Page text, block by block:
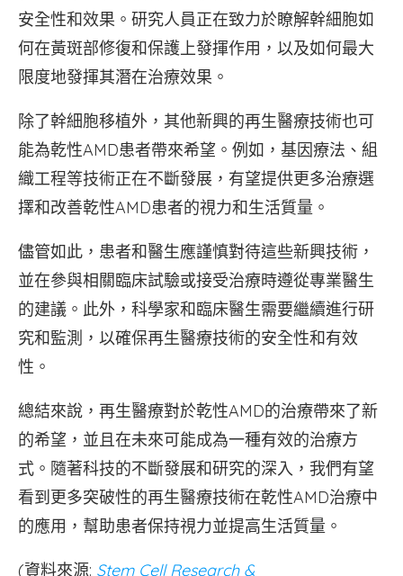
安全性和效果。研究人員正在致力於瞭解幹細胞如
何在黃斑部修復和保護上發揮作用，以及如何最大
限度地發揮其潛在治療效果。
除了幹細胞移植外，其他新興的再生醫療技術也可
能為乾性AMD患者帶來希望。例如，基因療法、組
織工程等技術正在不斷發展，有望提供更多治療選
擇和改善乾性AMD患者的視力和生活質量。
儘管如此，患者和醫生應謹慎對待這些新興技術，
並在參與相關臨床試驗或接受治療時遵從專業醫生
的建議。此外，科學家和臨床醫生需要繼續進行研
究和監測，以確保再生醫療技術的安全性和有效
性。
總結來說，再生醫療對於乾性AMD的治療帶來了新
的希望，並且在未來可能成為一種有效的治療方
式。隨著科技的不斷發展和研究的深入，我們有望
看到更多突破性的再生醫療技術在乾性AMD治療中
的應用，幫助患者保持視力並提高生活質量。
(資料來源: Stem Cell Research &